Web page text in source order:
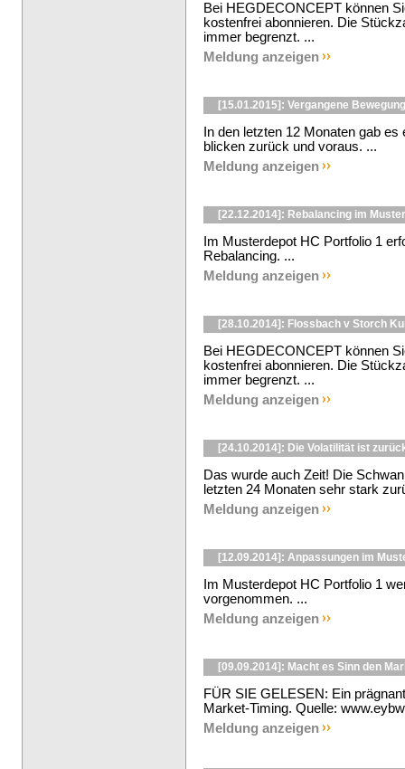
Bei HEGDECONCEPT können
kostenfrei abonnieren. Die
immer begrenzt. ...
Meldung anzeigen
[15.01.2015]: Vergangene
In den letzten 12 Monaten gab
blicken zurück und voraus. ...
Meldung anzeigen
[22.12.2014]: Rebalancing im
Im Musterdepot HC Portfolio 1
Rebalancing. ...
Meldung anzeigen
[28.10.2014]: Flossbach v Storch
Bei HEGDECONCEPT können
kostenfrei abonnieren. Die
immer begrenzt. ...
Meldung anzeigen
[24.10.2014]: Die Volatilität ist
Das wurde auch Zeit! Die
letzten 24 Monaten sehr stark
Meldung anzeigen
[12.09.2014]: Anpassungen im
Im Musterdepot HC Portfolio 1
vorgenommen. ...
Meldung anzeigen
[09.09.2014]: Macht es Sinn den
FÜR SIE GELESEN: Ein
Market-Timing. Quelle:
Meldung anzeigen